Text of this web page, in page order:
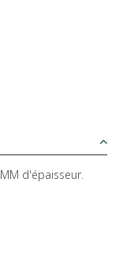
d'épaisseur.